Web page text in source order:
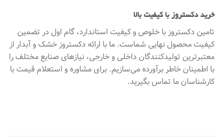
خرید دکستروز با کیفیت بالا
تامین دکستروز با خلوص و کیفیت استاندارد، گام اول در تضمین
کیفیت محصول نهایی شماست. ما با ارائه دکستروز خشک و آبدار از
معتبرترین تولیدکنندگان داخلی و خارجی، نیازهای صنایع مختلف را
با اطمینان خاطر برآورده می‌سازیم. برای مشاوره و استعلام قیمت با
کارشناسان ما تماس بگیرید.